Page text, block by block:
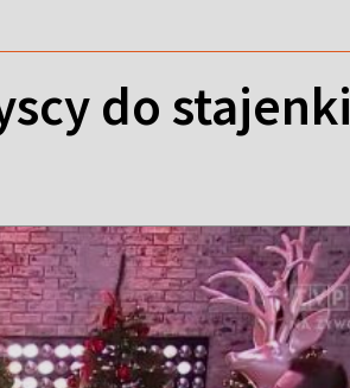
do stajenki